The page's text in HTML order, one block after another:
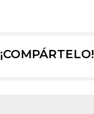
¡COMPÁRTELO!